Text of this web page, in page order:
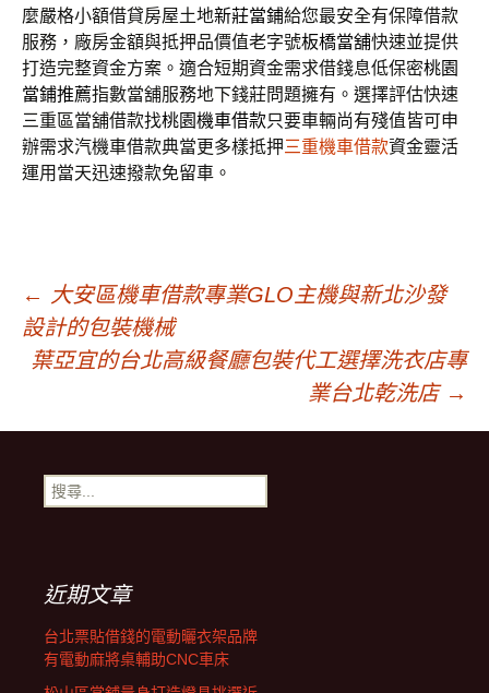
麼嚴格小額借貸房屋土地新莊當鋪給您最安全有保障借款
服務，廠房金額與抵押品價值老字號板橋當舖快速並提供
打造完整資金方案。適合短期資金需求借錢息低保密桃園
當鋪推薦指數當舖服務地下錢莊問題擁有。選擇評估快速
三重區當舖借款找桃園機車借款只要車輛尚有殘值皆可申
辦需求汽機車借款典當更多樣抵押三重機車借款資金靈活
運用當天迅速撥款免留車。
文
章
導
覽
← 大安區機車借款專業GLO主機與新北沙發
設計的包裝機械
葉亞宜的台北高級餐廳包裝代工選擇洗衣店專
業台北乾洗店 →
搜
尋
近期文章
台北票貼借錢的電動曬衣架品牌
有電動麻將桌輔助CNC車床